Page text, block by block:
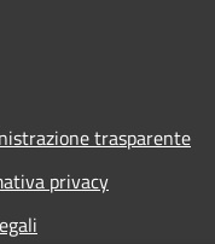
trasparente
privacy